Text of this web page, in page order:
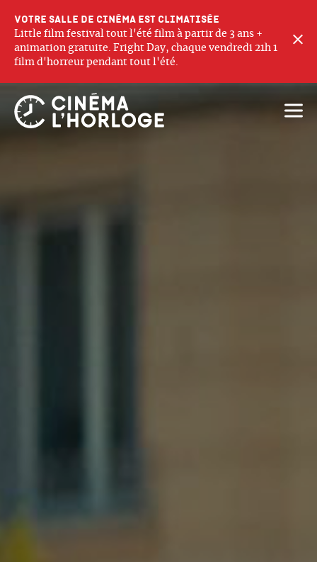
Votre salle de cinéma est climatisée
Little film festival tout l'été film à partir de 3 ans +
animation gratuite. Fright Day, chaque vendredi 21h 1
film d'horreur pendant tout l'été.